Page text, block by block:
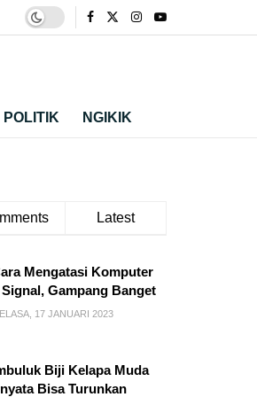
POLITIK NGIKIK
Latest
Mengatasi Komputer
Signal, Gampang Banget
17 JANUARI 2023
Biji Kelapa Muda
Bisa Turunkan